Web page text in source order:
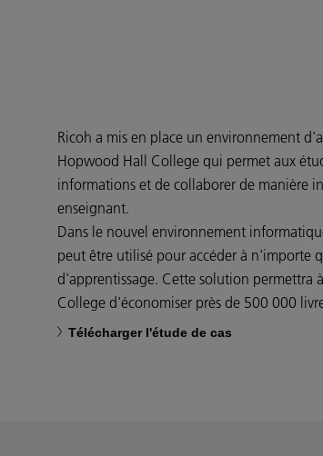
Ricoh a mis en place un environnement
Hopwood Hall College qui permet aux
informations et de collaborer de manière
enseignant.
Dans le nouvel environnement
peut être utilisé pour accéder à n'importe
d'apprentissage. Cette solution permettra
College d'économiser près de 500 000
Télécharger l'étude de cas